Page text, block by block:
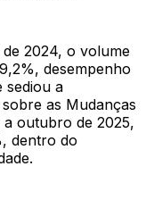
2024, o volume
desempenho
sediou a
as Mudanças
a outubro de 2025,
dentro do